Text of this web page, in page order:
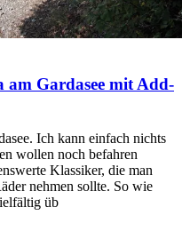
am Gardasee mit Add-
Ich kann einfach nichts
wollen noch befahren
Klassiker, die man
nehmen sollte. So wie
üb